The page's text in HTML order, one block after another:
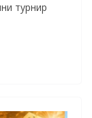
турнир